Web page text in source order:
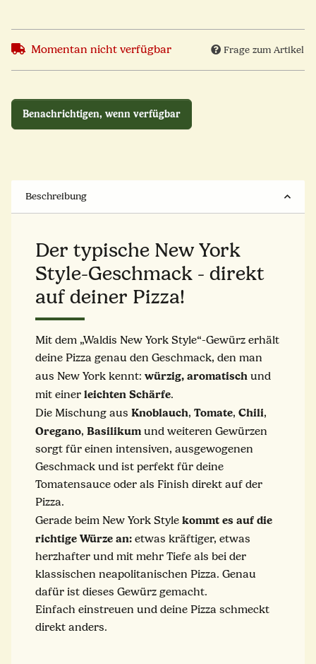
Momentan nicht verfügbar Frage zum Artikel
Benachrichtigen, wenn verfügbar
Beschreibung
Der typische New York
Style-Geschmack - direkt
auf deiner Pizza!
Mit dem „Waldis New York Style“-Gewürz erhält
deine Pizza genau den Geschmack, den man
aus New York kennt: würzig, aromatisch und
mit einer leichten Schärfe.
Die Mischung aus Knoblauch, Tomate, Chili,
Oregano, Basilikum und weiteren Gewürzen
sorgt für einen intensiven, ausgewogenen
Geschmack und ist perfekt für deine
Tomatensauce oder als Finish direkt auf der
Pizza.
Gerade beim New York Style kommt es auf die
richtige Würze an: etwas kräftiger, etwas
herzhafter und mit mehr Tiefe als bei der
klassischen neapolitanischen Pizza. Genau
dafür ist dieses Gewürz gemacht.
Einfach einstreuen und deine Pizza schmeckt
direkt anders.